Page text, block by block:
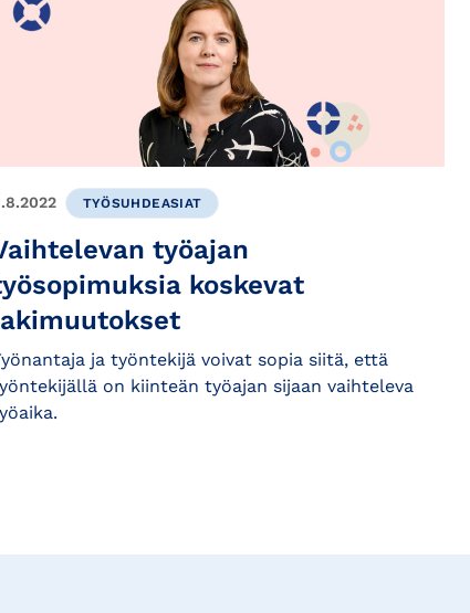
TYÖSUHDEASIAT
työajan
koskevat
ja työntekijä voivat sopia siitä, että
on kiinteän työajan sijaan vaihteleva